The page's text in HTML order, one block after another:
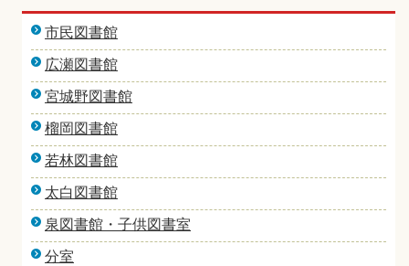
市民図書館
広瀬図書館
宮城野図書館
榴岡図書館
若林図書館
太白図書館
泉図書館・子供図書室
分室